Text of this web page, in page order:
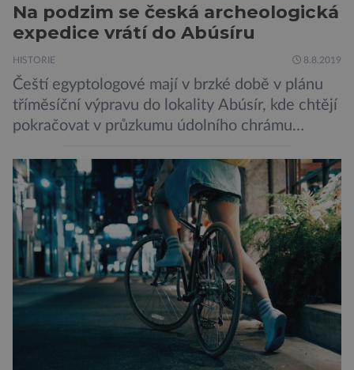
Na podzim se česká archeologická
expedice vrátí do Abúsíru
HISTORIE 8.8.2019
Čeští egyptologové mají v brzké době v plánu
tříměsíční výpravu do lokality Abúsír, kde chtějí
pokračovat v průzkumu údolního chrámu
Ceje. Lucie Jirásková z Českého
egyptologického ústavu FF UK řekla, že je
v plánu také zpracování vykopaných předmětů.
„V průběhu výzkumů není moc času na
zpracování nálezů. Necháváme si na to tedy
měsíc, kdy […]